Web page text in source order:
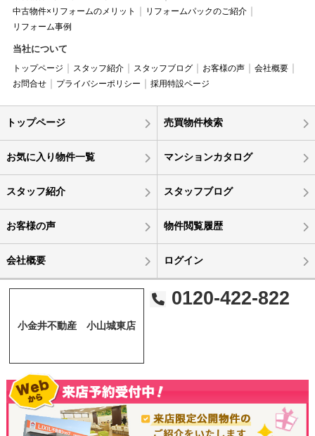
中古物件×リフォームのメリット
リフォームパックのご紹介
リフォーム事例
当社について
トップページ スタッフ紹介 スタッフブログ お客様の声
会社概要
お問合せ
プライバシーポリシー 採用特設ページ
トップページ 売買物件検索
お気に入り物件一覧 マンションカタログ
スタッフ紹介 スタッフブログ
お客様の声 物件閲覧履歴
会社概要 ログイン
小金井不動産 小山城東店
0120-422-822